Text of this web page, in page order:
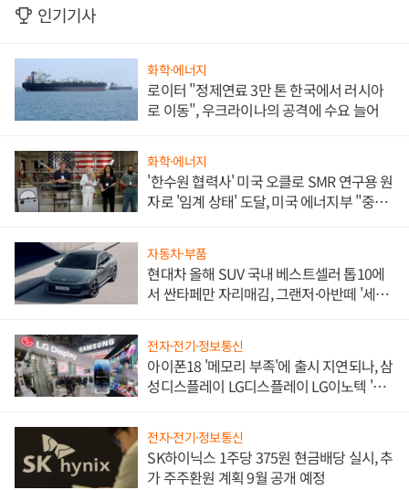
인기기사
화학·에너지
로이터 "정제연료 3만 톤 한국에서 러시아
로 이동", 우크라이나의 공격에 수요 늘어
화학·에너지
'한수원 협력사' 미국 오클로 SMR 연구용 원
자로 '임계 상태' 도달, 미국 에너지부 "중요
자동차·부품
현대차 올해 SUV 국내 베스트셀러 톱10에
서 싼타페만 자리매김, 그랜저·아반떼 '세단
전자·전기·정보통신
아이폰18 '메모리 부족'에 출시 지연되나, 삼
성디스플레이 LG디스플레이 LG이노텍 '탈
전자·전기·정보통신
SK하이닉스 1주당 375원 현금배당 실시, 추
가 주주환원 계획 9월 공개 예정